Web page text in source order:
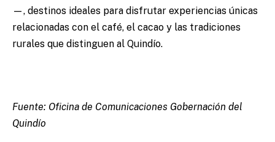
—, destinos ideales para disfrutar experiencias únicas
relacionadas con el café, el cacao y las tradiciones
rurales que distinguen al Quindío.
Fuente: Oficina de Comunicaciones Gobernación del
Quindío